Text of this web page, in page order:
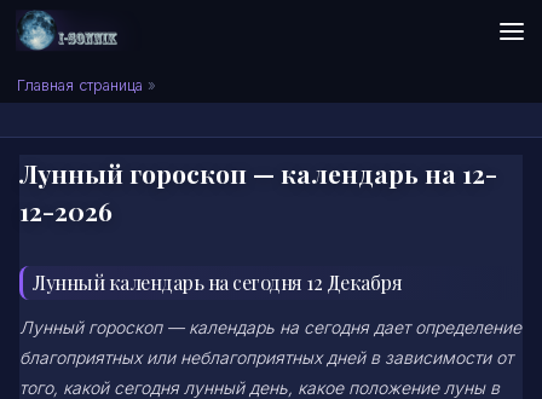
Skip to content
Сонник I-SONNIK.COM
Главная страница »
Лунный гороскоп — календарь на 12-
12-2026
Лунный календарь на сегодня 12 Декабря
Лунный гороскоп — календарь на сегодня дает определение
благоприятных или неблагоприятных дней в зависимости от
того, какой сегодня лунный день, какое положение луны в